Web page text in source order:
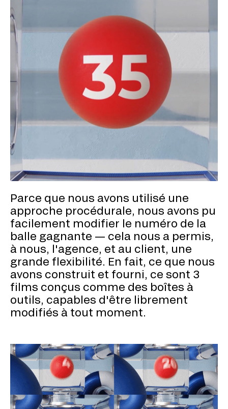
Parce que nous avons utilisé une
approche procédurale, nous avons pu
facilement modifier le numéro de la
balle gagnante — cela nous a permis,
à nous, l'agence, et au client, une
grande flexibilité. En fait, ce que nous
avons construit et fourni, ce sont 3
films conçus comme des boîtes à
outils, capables d'être librement
modifiés à tout moment.